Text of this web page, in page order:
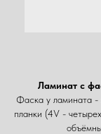
Ламинат с
Фаска у ламината -
планки (4V -